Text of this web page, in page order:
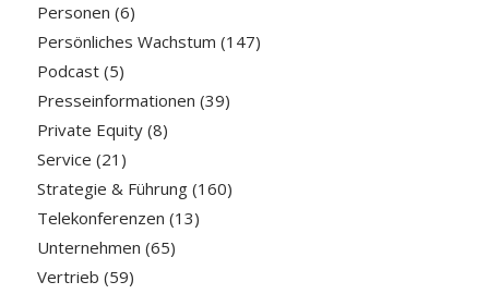
Personen (6)
Persönliches Wachstum (147)
Podcast(5)
Presseinformationen (39)
Private Equity(8)
Service (21)
Strategie & Führung(160)
Telekonferenzen (13)
Unternehmen (65)
Vertrieb (59)